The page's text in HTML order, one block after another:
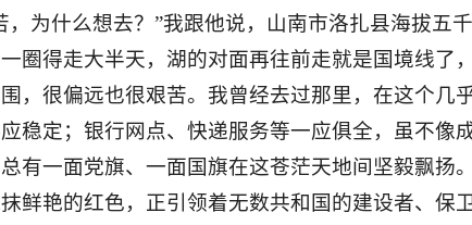
，为什么想去？”我跟他说，山南市洛扎县海拔五
得走大半天，湖的对面再往前走就是国境线了
，很偏远也很艰苦。我曾经去过那里，在这个几
稳定；银行网点、快递服务等一应俱全，虽不像
有一面党旗、一面国旗在这苍茫天地间坚毅飘扬
鲜艳的红色，正引领着无数共和国的建设者、保